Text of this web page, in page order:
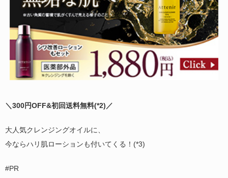
＼300円OFF&初回送料無料(*2) ／
大人気クレンジングオイルに、
今ならハリ肌ローションも付いてくる！(*3)
#PR